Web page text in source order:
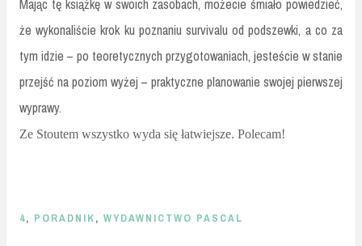
Mając tę książkę w swoich zasobach, możecie śmiało powiedzieć,
że wykonaliście krok ku poznaniu survivalu od podszewki, a co za
tym idzie – po teoretycznych przygotowaniach, jesteście w stanie
przejść na poziom wyżej – praktyczne planowanie swojej pierwszej
wyprawy.
Ze Stoutem wszystko wyda się łatwiejsze. Polecam!
4, PORADNIK, WYDAWNICTWO PASCAL